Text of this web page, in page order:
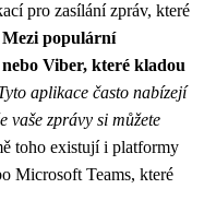
pro zasílání zpráv, které
Mezi populární
Viber, které kladou
aplikace často nabízejí
vaše zprávy si můžete
toho existují i platformy
Microsoft Teams, které